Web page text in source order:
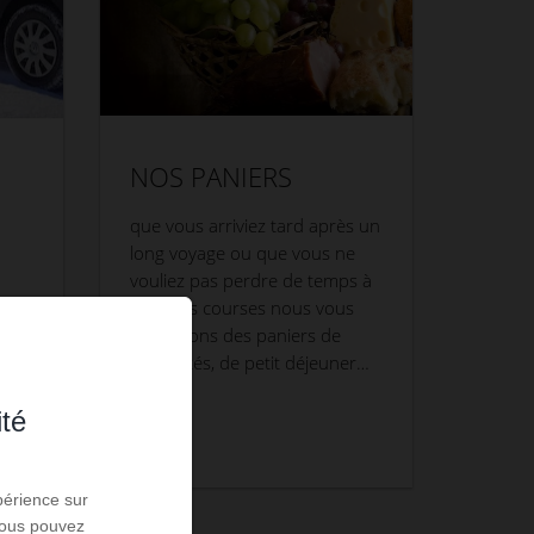
NOS PANIERS
que vous arriviez tard après un
long voyage ou que vous ne
vouliez pas perdre de temps à
faire vos courses nous vous
proposons des paniers de
spécialités, de petit déjeuner…
sur
pouvez